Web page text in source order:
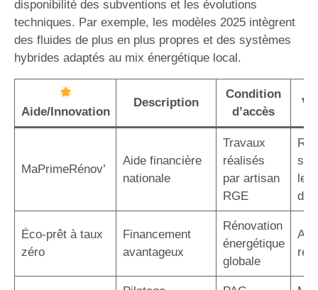
disponibilité des subventions et les évolutions
techniques. Par exemple, les modèles 2025 intègrent
des fluides de plus en plus propres et des systèmes
hybrides adaptés au mix énergétique local.
Aide/Innovation
Description
Condition
d’accès
MaPrimeRénov’
Aide financière
nationale
Travaux
réalisés
par artisan
RGE
le
Éco-prêt à taux
zéro
Financement
avantageux
Rénovation
énergétique
globale